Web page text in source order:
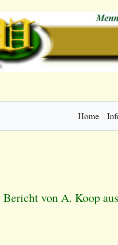
Home
Bericht von A. Koop